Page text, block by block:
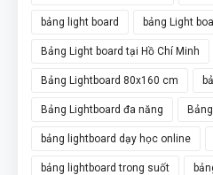
bảng light board bảng Light
Bảng Light board tại Hồ Chí Minh
Bảng Lightboard 80x160 cm
Bảng Lightboard đa năng
bảng lightboard dạy học online
bảng lightboard trong suốt